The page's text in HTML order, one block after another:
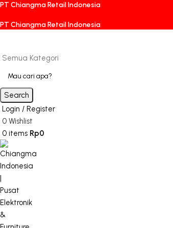
PT Chiangma Retail Indonesia
PT Chiangma Retail Indonesia
Semua Kategori
Search
Login / Register
0 Wishlist
0 items Rp0